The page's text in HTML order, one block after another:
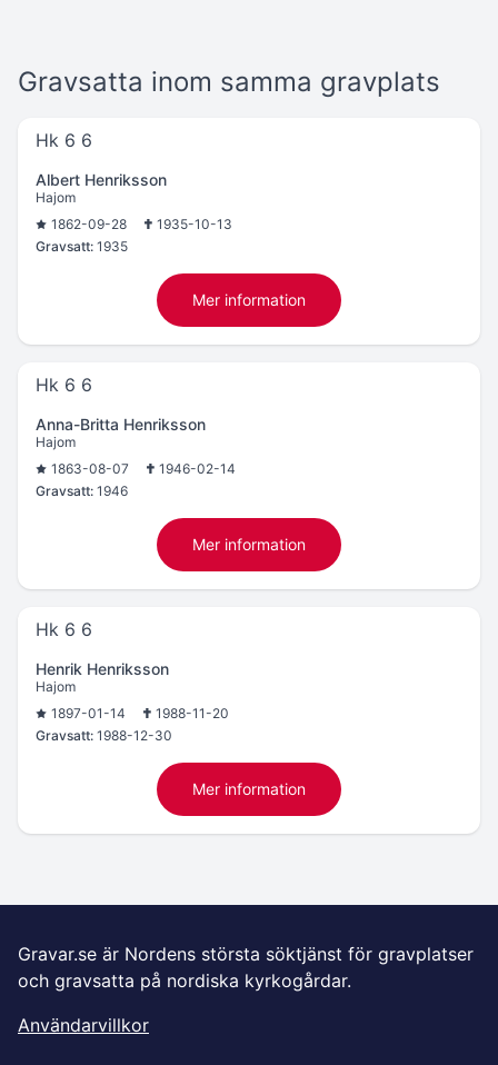
Gravsatta inom samma gravplats
Hk 6 6
Albert Henriksson
Hajom
1862-09-28
1935-10-13
Gravsatt: 1935
Mer information
Hk 6 6
Anna-Britta Henriksson
Hajom
1863-08-07
1946-02-14
Gravsatt: 1946
Mer information
Hk 6 6
Henrik Henriksson
Hajom
1897-01-14
1988-11-20
Gravsatt: 1988-12-30
Mer information
Gravar.se är Nordens största söktjänst för gravplatser
och gravsatta på nordiska kyrkogårdar.
Användarvillkor